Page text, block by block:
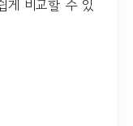
게 비교할 수 있